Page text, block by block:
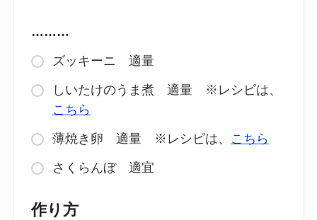
………
ズッキーニ 適量
しいたけのうま煮 適量 ※レシピは、
こちら
薄焼き卵 適量 ※レシピは、 こちら
さくらんぼ 適宜
作り方